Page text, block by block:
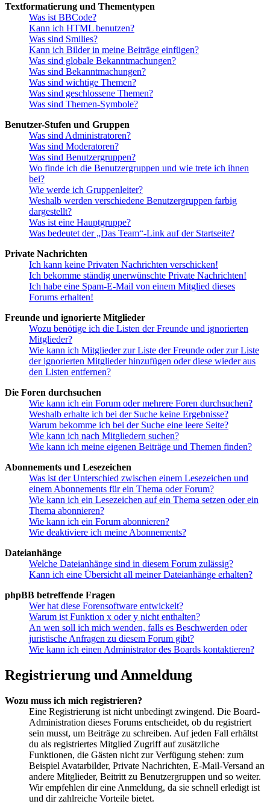
Textformatierung und Thementypen
Was ist BBCode?
Kann ich HTML benutzen?
Was sind Smilies?
Kann ich Bilder in meine Beiträge einfügen?
Was sind globale Bekanntmachungen?
Was sind Bekanntmachungen?
Was sind wichtige Themen?
Was sind geschlossene Themen?
Was sind Themen-Symbole?
Benutzer-Stufen und Gruppen
Was sind Administratoren?
Was sind Moderatoren?
Was sind Benutzergruppen?
Wo finde ich die Benutzergruppen und wie trete ich ihnen
bei?
Wie werde ich Gruppenleiter?
Weshalb werden verschiedene Benutzergruppen farbig
dargestellt?
Was ist eine Hauptgruppe?
Was bedeutet der „Das Team“-Link auf der Startseite?
Private Nachrichten
Ich kann keine Privaten Nachrichten verschicken!
Ich bekomme ständig unerwünschte Private Nachrichten!
Ich habe eine Spam-E-Mail von einem Mitglied dieses
Forums erhalten!
Freunde und ignorierte Mitglieder
Wozu benötige ich die Listen der Freunde und ignorierten
Mitglieder?
Wie kann ich Mitglieder zur Liste der Freunde oder zur Liste
der ignorierten Mitglieder hinzufügen oder diese wieder aus
den Listen entfernen?
Die Foren durchsuchen
Wie kann ich ein Forum oder mehrere Foren durchsuchen?
Weshalb erhalte ich bei der Suche keine Ergebnisse?
Warum bekomme ich bei der Suche eine leere Seite?
Wie kann ich nach Mitgliedern suchen?
Wie kann ich meine eigenen Beiträge und Themen finden?
Abonnements und Lesezeichen
Was ist der Unterschied zwischen einem Lesezeichen und
einem Abonnements für ein Thema oder Forum?
Wie kann ich ein Lesezeichen auf ein Thema setzen oder ein
Thema abonnieren?
Wie kann ich ein Forum abonnieren?
Wie deaktiviere ich meine Abonnements?
Dateianhänge
Welche Dateianhänge sind in diesem Forum zulässig?
Kann ich eine Übersicht all meiner Dateianhänge erhalten?
phpBB betreffende Fragen
Wer hat diese Forensoftware entwickelt?
Warum ist Funktion x oder y nicht enthalten?
An wen soll ich mich wenden, falls es Beschwerden oder
juristische Anfragen zu diesem Forum gibt?
Wie kann ich einen Administrator des Boards kontaktieren?
Registrierung und Anmeldung
Wozu muss ich mich registrieren?
Eine Registrierung ist nicht unbedingt zwingend. Die Board-
Administration dieses Forums entscheidet, ob du registriert
sein musst, um Beiträge zu schreiben. Auf jeden Fall erhältst
du als registriertes Mitglied Zugriff auf zusätzliche
Funktionen, die Gästen nicht zur Verfügung stehen: zum
Beispiel Avatarbilder, Private Nachrichten, E-Mail-Versand an
andere Mitglieder, Beitritt zu Benutzergruppen und so weiter.
Wir empfehlen dir eine Anmeldung, da sie schnell erledigt ist
und dir zahlreiche Vorteile bietet.